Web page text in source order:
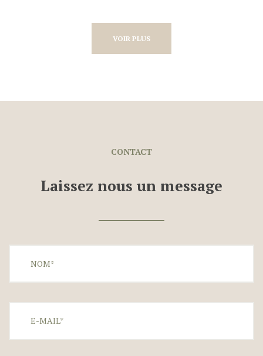
VOIR PLUS
CONTACT
Laissez nous un message